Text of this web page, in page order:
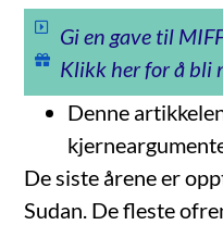
Gi en gave til
Klikk her for å bli
Denne
De siste årene er
Sudan. De fleste